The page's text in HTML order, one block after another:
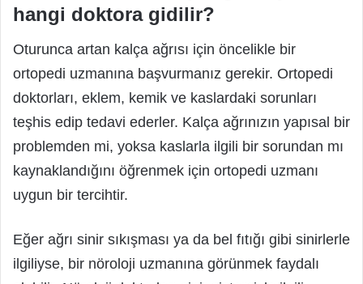
hangi doktora gidilir?
Oturunca artan kalça ağrısı için öncelikle bir
ortopedi uzmanına başvurmanız gerekir. Ortopedi
doktorları, eklem, kemik ve kaslardaki sorunları
teşhis edip tedavi ederler. Kalça ağrınızın yapısal bir
problemden mi, yoksa kaslarla ilgili bir sorundan mı
kaynaklandığını öğrenmek için ortopedi uzmanı
uygun bir tercihtir.
Eğer ağrı sinir sıkışması ya da bel fıtığı gibi sinirlerle
ilgiliyse, bir nöroloji uzmanına görünmek faydalı